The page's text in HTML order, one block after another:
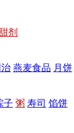
剂
燕麦食品 月饼
子 粥 寿司 馅饼